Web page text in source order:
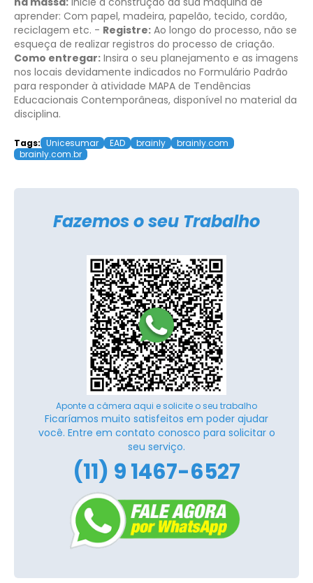
aprender: Com papel, madeira, papelão, tecido, cordão,
reciclagem etc. - Registre: Ao longo do processo, não se
esqueça de realizar registros do processo de criação.
Como entregar: Insira o seu planejamento e as imagens
nos locais devidamente indicados no Formulário Padrão
para responder à atividade MAPA de Tendências
Educacionais Contemporâneas, disponível no material da
disciplina.
Tags: Unicesumar EAD brainly
brainly.com
brainly.com.br
Fazemos o seu Trabalho
Aponte a câmera aqui e solicite o seu trabalho
Ficaríamos muito satisfeitos em poder ajudar
você. Entre em contato conosco para solicitar o
seu serviço.
(11) 9 1467-6527